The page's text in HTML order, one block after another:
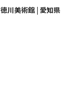
徳川美術館 | 愛知県